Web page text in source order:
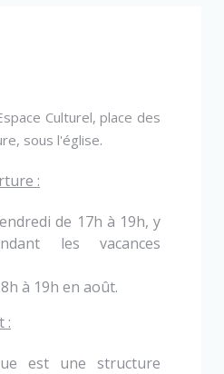
Culturel, place des
sous l'église.
:
de 17h à 19h, y
les vacances
à 19h en août.
:
est une structure